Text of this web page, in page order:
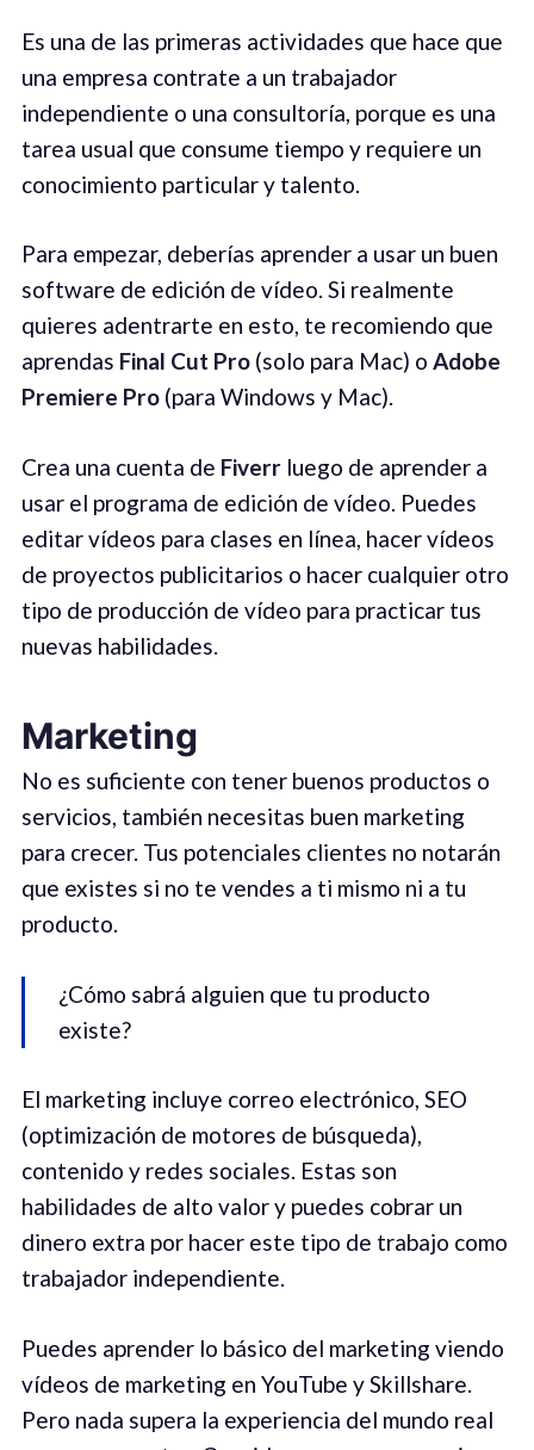
Es una de las primeras actividades que hace que
una empresa contrate a un trabajador
independiente o una consultoría, porque es una
tarea usual que consume tiempo y requiere un
conocimiento particular y talento.
Para empezar, deberías aprender a usar un buen
software de edición de vídeo. Si realmente
quieres adentrarte en esto, te recomiendo que
aprendas Final Cut Pro(solo para Mac) o Adobe
Premiere Pro(para Windows y Mac).
Crea una cuenta de Fiverr luego de aprender a
usar el programa de edición de vídeo. Puedes
editar vídeos para clases en línea, hacer vídeos
de proyectos publicitarios o hacer cualquier otro
tipo de producción de vídeo para practicar tus
nuevas habilidades.
Marketing
No es suficiente con tener buenos productos o
servicios, también necesitas buen marketing
para crecer. Tus potenciales clientes no notarán
que existes si no te vendes a ti mismo ni a tu
producto.
¿Cómo sabrá alguien que tu producto
existe?
El marketing incluye correo electrónico, SEO
(optimización de motores de búsqueda),
contenido y redes sociales. Estas son
habilidades de alto valor y puedes cobrar un
dinero extra por hacer este tipo de trabajo como
trabajador independiente.
Puedes aprender lo básico del marketing viendo
vídeos de marketing en YouTube y Skillshare.
Pero nada supera la experiencia del mundo real